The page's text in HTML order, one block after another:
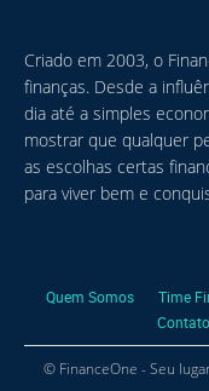
Criado em 2003, o
finanças. Desde a
dia até a simples
mostrar que qualquer
as escolhas certas
para viver bem e
Quem Somos Time
Contato
© FinanceOne - Seu